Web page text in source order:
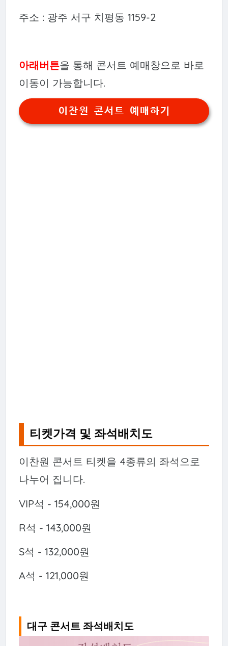
주소 : 광주 서구 치평동 1159-2
아래버튼을 통해 콘서트 예매창으로 바로
이동이 가능합니다.
이찬원 콘서트 예매하기
티켓가격 및 좌석배치도
이찬원 콘서트 티켓을 4종류의 좌석으로
나누어 집니다.
VIP석 - 154,000원
R석 - 143,000원
S석 - 132,000원
A석 - 121,000원
대구 콘서트 좌석배치도